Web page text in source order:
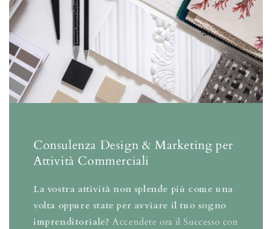
Consulenza Design & Marketing per
Attività Commerciali
La vostra attività non splende più come una
volta oppure state per avviare il tuo sogno
imprenditoriale?Accendete ora il Successo con